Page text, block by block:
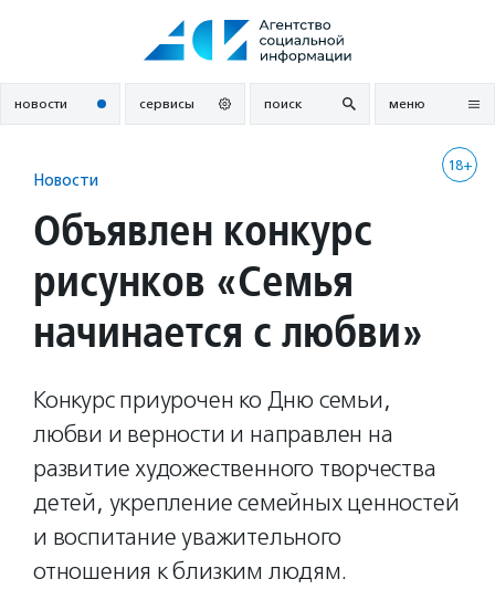
новости сервисы поиск меню
18+
Новости
Объявлен конкурс
рисунков «Семья
начинается с любви»
Конкурс приурочен ко Дню семьи,
любви и верности и направлен на
развитие художественного творчества
детей, укрепление семейных ценностей
и воспитание уважительного
отношения к близким людям.